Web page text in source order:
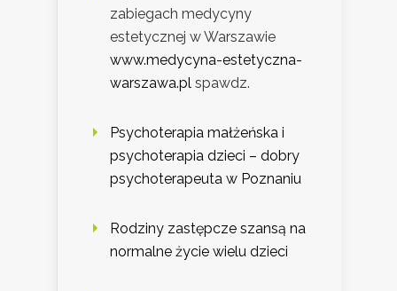
zabiegach medycyny
estetycznej w Warszawie
www.medycyna-estetyczna-
warszawa.pl spawdz.
Psychoterapia małżeńska i
psychoterapia dzieci – dobry
psychoterapeuta w Poznaniu
Rodziny zastępcze szansą na
normalne życie wielu dzieci